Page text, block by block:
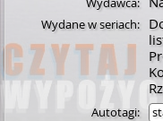
Wydane w seriach:
Autotagi: